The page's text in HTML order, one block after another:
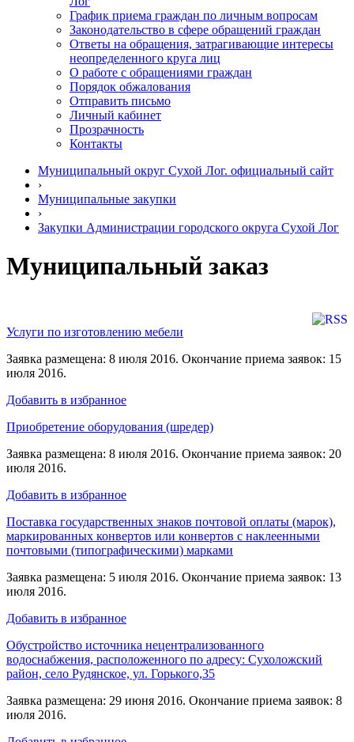
График приема граждан по личным вопросам
Законодательство в сфере обращений граждан
Ответы на обращения, затрагивающие интересы
неопределенного круга лиц
О работе с обращениями граждан
Порядок обжалования
Отправить письмо
Личный кабинет
Прозрачность
Контакты
Муниципальный округ Сухой Лог. официальный сайт
›
Муниципальные закупки
›
Закупки Администрации городского округа Сухой Лог
Муниципальный заказ
Услуги по изготовлению мебели
Заявка размещена: 8 июля 2016. Окончание приема заявок: 15
июля 2016.
Добавить в избранное
Приобретение оборудования (шредер)
Заявка размещена: 8 июля 2016. Окончание приема заявок: 20
июля 2016.
Добавить в избранное
Поставка государственных знаков почтовой оплаты (марок),
маркированных конвертов или конвертов с наклеенными
почтовыми (типографическими) марками
Заявка размещена: 5 июля 2016. Окончание приема заявок: 13
июля 2016.
Добавить в избранное
Обустройство источника нецентрализованного
водоснабжения, расположенного по адресу: Сухоложский
район, село Рудянское, ул. Горького,35
Заявка размещена: 29 июня 2016. Окончание приема заявок: 8
июля 2016.